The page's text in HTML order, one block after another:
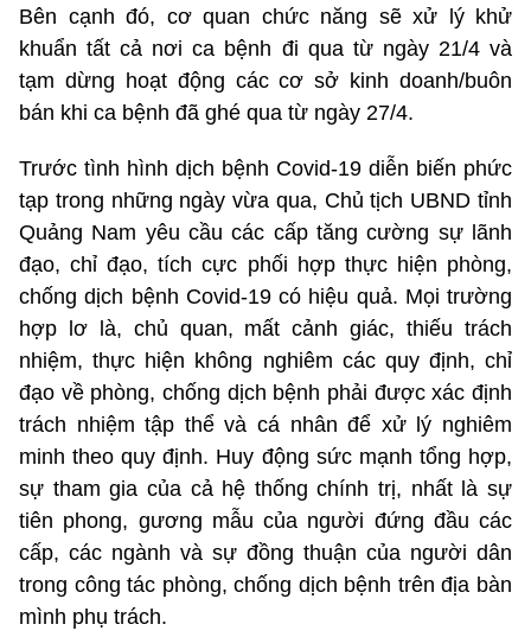
Bên cạnh đó, cơ quan chức năng sẽ xử lý khử
khuẩn tất cả nơi ca bệnh đi qua từ ngày 21/4 và
tạm dừng hoạt động các cơ sở kinh doanh/buôn
bán khi ca bệnh đã ghé qua từ ngày 27/4.
Trước tình hình dịch bệnh Covid-19 diễn biến phức
tạp trong những ngày vừa qua, Chủ tịch UBND tỉnh
Quảng Nam yêu cầu các cấp tăng cường sự lãnh
đạo, chỉ đạo, tích cực phối hợp thực hiện phòng,
chống dịch bệnh Covid-19 có hiệu quả. Mọi trường
hợp lơ là, chủ quan, mất cảnh giác, thiếu trách
nhiệm, thực hiện không nghiêm các quy định, chỉ
đạo về phòng, chống dịch bệnh phải được xác định
trách nhiệm tập thể và cá nhân để xử lý nghiêm
minh theo quy định. Huy động sức mạnh tổng hợp,
sự tham gia của cả hệ thống chính trị, nhất là sự
tiên phong, gương mẫu của người đứng đầu các
cấp, các ngành và sự đồng thuận của người dân
trong công tác phòng, chống dịch bệnh trên địa bàn
mình phụ trách.